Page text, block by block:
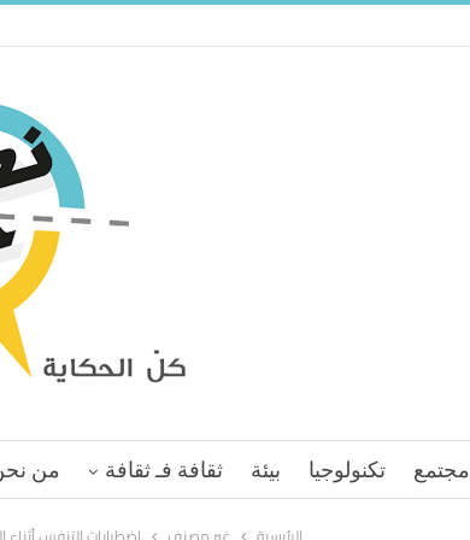
مجتمع تكنولوجيا بيئة ثقافة فـ ثقافة من